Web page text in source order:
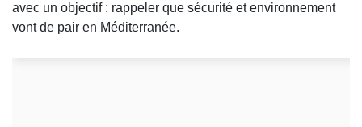
avec un objectif : rappeler que sécurité et environnement
vont de pair en Méditerranée.